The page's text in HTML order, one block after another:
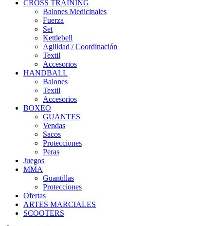
CROSS TRAINING
Balones Medicinales
Fuerza
Set
Kettlebell
Agilidad / Coordinación
Textil
Accesorios
HANDBALL
Balones
Textil
Accesorios
BOXEO
GUANTES
Vendas
Sacos
Protecciones
Peras
Juegos
MMA
Guantillas
Protecciones
Ofertas
ARTES MARCIALES
SCOOTERS